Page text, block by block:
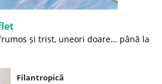
și trist, uneori doare… până la
Filantropică